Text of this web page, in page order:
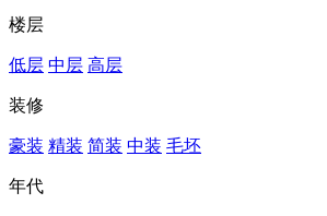
楼层
低层 中层 高层
装修
豪装 精装 简装 中装 毛坯
年代